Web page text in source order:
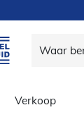
Verkoop